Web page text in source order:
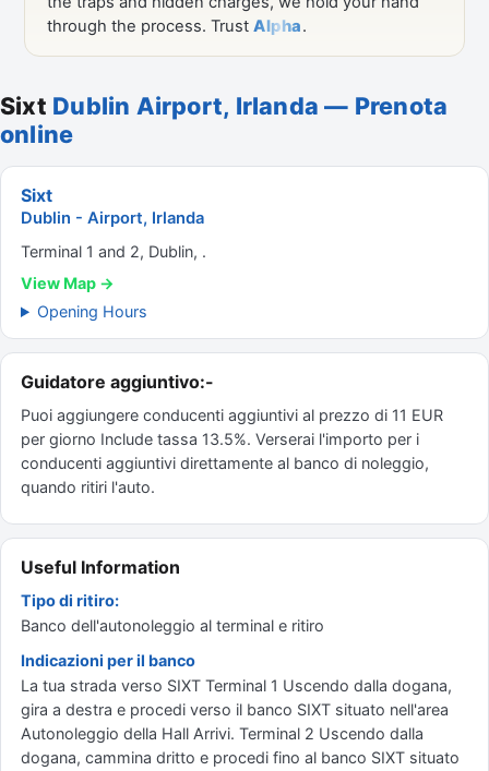
Sixt Dublin Airport, Irlanda — Prenota
online
Sixt
Dublin - Airport, Irlanda
Terminal 1 and 2, Dublin, .
View Map →
Opening Hours
Guidatore aggiuntivo:-
Puoi aggiungere conducenti aggiuntivi al prezzo di 11 EUR
per giorno Include tassa 13.5%. Verserai l'importo per i
conducenti aggiuntivi direttamente al banco di noleggio,
quando ritiri l'auto.
Useful Information
Tipo di ritiro:
Banco dell'autonoleggio al terminal e ritiro
Indicazioni per il banco
La tua strada verso SIXT Terminal 1 Uscendo dalla dogana,
gira a destra e procedi verso il banco SIXT situato nell'area
Autonoleggio della Hall Arrivi. Terminal 2 Uscendo dalla
dogana, cammina dritto e procedi fino al banco SIXT situato